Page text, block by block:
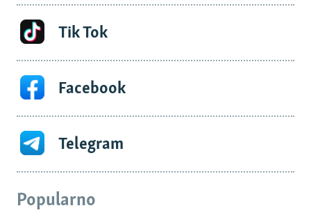
Tik Tok
Facebook
Telegram
Popularno